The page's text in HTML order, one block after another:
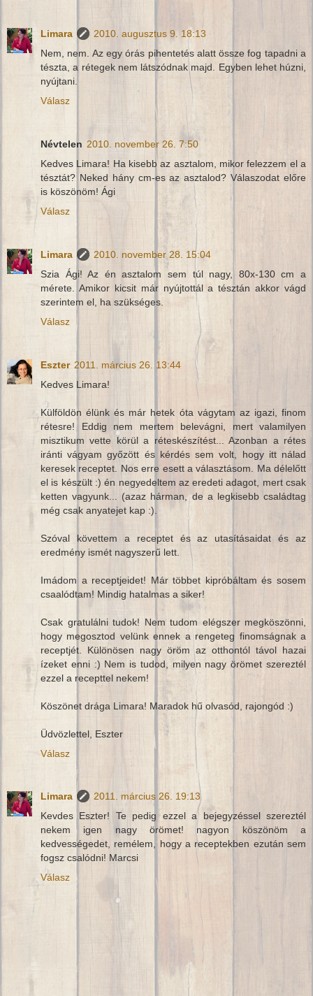
Limara
2010. augusztus 9. 18:13
Nem, nem. Az egy órás pihentetés alatt össze fog tapadni a
tészta, a rétegek nem látszódnak majd. Egyben lehet húzni,
nyújtani.
Válasz
Névtelen 2010. november 26. 7:50
Kedves Limara! Ha kisebb az asztalom, mikor felezzem el a
tésztát? Neked hány cm-es az asztalod? Válaszodat előre
is köszönöm! Ági
Válasz
Limara
2010. november 28. 15:04
Szia Ági! Az én asztalom sem túl nagy, 80x-130 cm a
mérete. Amikor kicsit már nyújtottál a tésztán akkor vágd
szerintem el, ha szükséges.
Válasz
Eszter 2011. március 26. 13:44
Kedves Limara!
Külföldön élünk és már hetek óta vágytam az igazi, finom
rétesre! Eddig nem mertem belevágni, mert valamilyen
misztikum vette körül a réteskészítést... Azonban a rétes
iránti vágyam győzött és kérdés sem volt, hogy itt nálad
keresek receptet. Nos erre esett a választásom. Ma délelőtt
el is készült :) én negyedeltem az eredeti adagot, mert csak
ketten vagyunk... (azaz hárman, de a legkisebb családtag
még csak anyatejet kap :).
Szóval követtem a receptet és az utasításaidat és az
eredmény ismét nagyszerű lett.
Imádom a receptjeidet! Már többet kipróbáltam és sosem
csaalódtam! Mindig hatalmas a siker!
Csak gratulálni tudok! Nem tudom elégszer megköszönni,
hogy megosztod velünk ennek a rengeteg finomságnak a
receptjét. Különösen nagy öröm az otthontól távol hazai
ízeket enni :) Nem is tudod, milyen nagy örömet szereztél
ezzel a recepttel nekem!
Köszönet drága Limara! Maradok hű olvasód, rajongód :)
Üdvözlettel, Eszter
Válasz
Limara
2011. március 26. 19:13
Kevdes Eszter! Te pedig ezzel a bejegyzéssel szereztél
nekem igen nagy örömet! nagyon köszönöm a
kedvességedet, remélem, hogy a receptekben ezután sem
fogsz csalódni! Marcsi
Válasz